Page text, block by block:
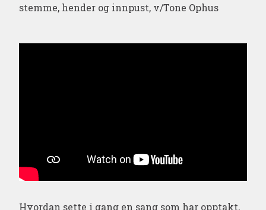
stemme, hender og innpust, v/Tone Ophus
Hvordan sette i gang en sang som har opptakt,